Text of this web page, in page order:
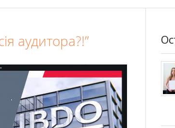
аудитора?!”